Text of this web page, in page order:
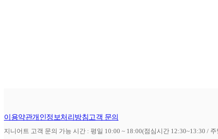
이용약관개인정보처리방침고객 문의
지니어트 고객 문의 가능 시간 : 평일 10:00 ~ 18:00(점심시간 12:30~13:30 /